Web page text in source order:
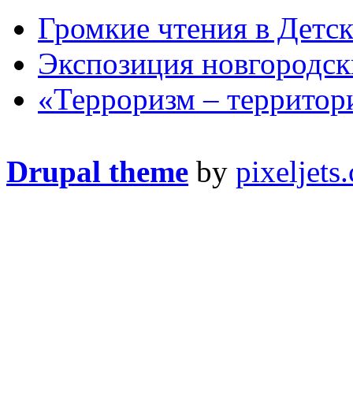
Громкие чтения в
Экспозиция
«Терроризм –
Drupal theme by